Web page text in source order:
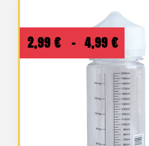
2,99 € – 4,99 €
de
prix :
2,99 €
à